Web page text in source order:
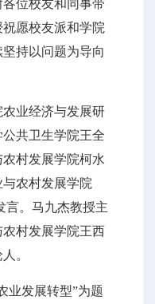
位校友和同事带
愿校友派和学院
持以问题为导向
业经济与发展研
共卫生学院王全
村发展学院柯水
农村发展学院
言。马九杰教授主
村发展学院王西
。
业发展转型”为题